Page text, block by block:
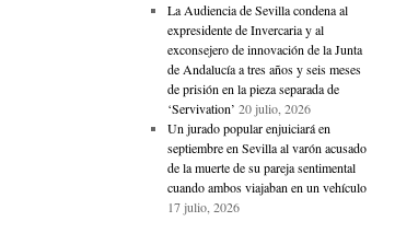
La Audiencia de Sevilla condena al
expresidente de Invercaria y al
exconsejero de innovación de la Junta
de Andalucía a tres años y seis meses
de prisión en la pieza separada de
‘Servivation’ 20 julio, 2026
Un jurado popular enjuiciará en
septiembre en Sevilla al varón acusado
de la muerte de su pareja sentimental
cuando ambos viajaban en un vehículo
17 julio, 2026